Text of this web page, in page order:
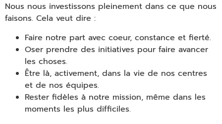
Nous nous investissons pleinement dans ce que nous
faisons. Cela veut dire :
Faire notre part avec coeur, constance et fierté.
Oser prendre des initiatives pour faire avancer
les choses.
Être là, activement, dans la vie de nos centres
et de nos équipes.
Rester fidèles à notre mission, même dans les
moments les plus difficiles.